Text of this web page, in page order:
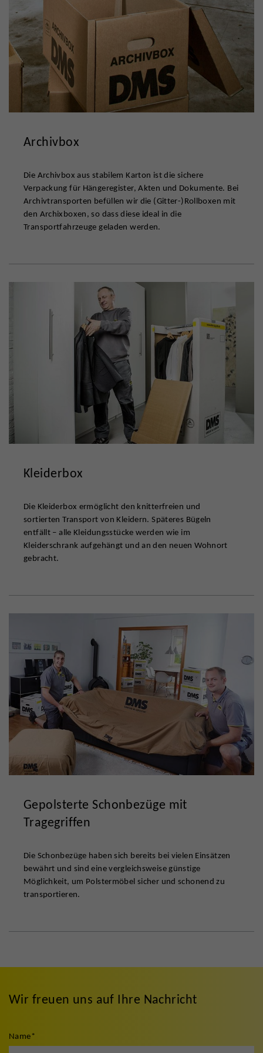
Archivbox
Die Archivbox aus stabilem Karton ist die sichere
Verpackung für Hängeregister, Akten und Dokumente. Bei
Archivtransporten befüllen wir die (Gitter-)Rollboxen mit
den Archixboxen, so dass diese ideal in die
Transportfahrzeuge geladen werden.
Kleiderbox
Die Kleiderbox ermöglicht den knitterfreien und
sortierten Transport von Kleidern. Späteres Bügeln
entfällt – alle Kleidungsstücke werden wie im
Kleiderschrank aufgehängt und an den neuen Wohnort
gebracht.
Gepolsterte Schonbezüge mit
Tragegriffen
Die Schonbezüge haben sich bereits bei vielen Einsätzen
bewährt und sind eine vergleichsweise günstige
Möglichkeit, um Polstermöbel sicher und schonend zu
transportieren.
Wir freuen uns auf Ihre Nachricht
Name*